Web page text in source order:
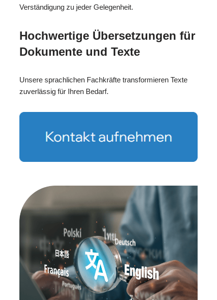
Verständigung zu jeder Gelegenheit.
Hochwertige Übersetzungen für
Dokumente und Texte
Unsere sprachlichen Fachkräfte transformieren Texte
zuverlässig für Ihren Bedarf.